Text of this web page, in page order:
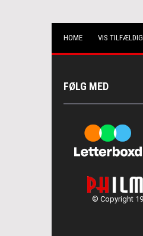
HOME VIS TILFÆLDIG
FØLG MED
© Copyright